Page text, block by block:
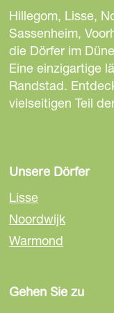
e
S
e
i
t
e
l
e
n
a
u
a
e
S
e
i
t
e
l
n
a
u
m
e
S
e
i
t
e
l
a
u
h
Hillegom, Lisse,
Sassenheim,
die Dörfer im
Eine einzigartige
Randstad.
vielseitigen Teil
Unsere Dörfer
Lisse
Noordwijk
Warmond
Gehen Sie zu